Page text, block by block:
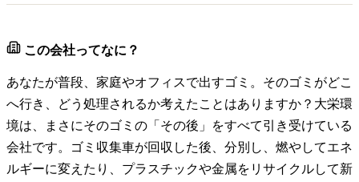
この会社ってなに？
あなたが普段、家庭やオフィスで出すゴミ。そのゴミがどこ
へ行き、どう処理されるか考えたことはありますか？大栄環
境は、まさにそのゴミの「その後」をすべて引き受けている
会社です。ゴミ収集車が回収した後、分別し、燃やしてエネ
ルギーに変えたり、プラスチックや金属をリサイクルして新